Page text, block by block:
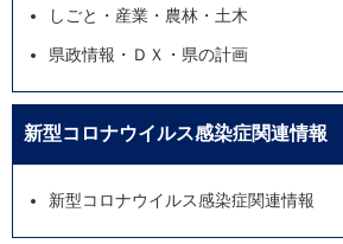
しごと・産業・農林・土木
県政情報・ＤＸ・県の計画
新型コロナウイルス感染症関連情報
新型コロナウイルス感染症関連情報